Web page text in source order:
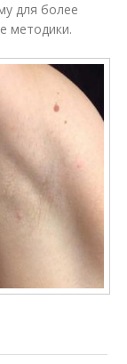
для более
методики.